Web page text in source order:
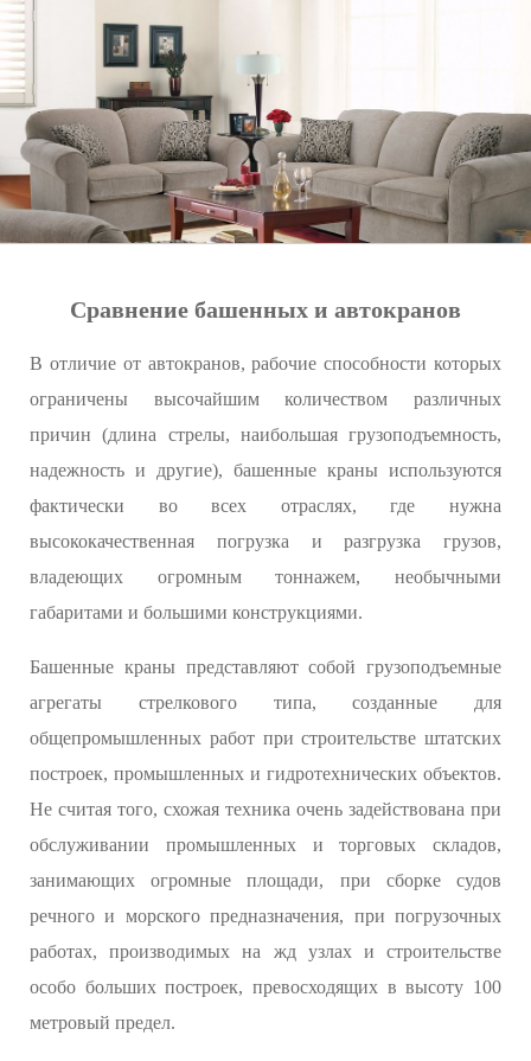
Сравнение башенных и автокранов
В отличие от автокранов, рабочие способности которых
ограничены высочайшим количеством различных
причин (длина стрелы, наибольшая грузоподъемность,
надежность и другие), башенные краны используются
фактически во всех отраслях, где нужна
высококачественная погрузка и разгрузка грузов,
владеющих огромным тоннажем, необычными
габаритами и большими конструкциями.
Башенные краны представляют собой грузоподъемные
агрегаты стрелкового типа, созданные для
общепромышленных работ при строительстве штатских
построек, промышленных и гидротехнических объектов.
Не считая того, схожая техника очень задействована при
обслуживании промышленных и торговых складов,
занимающих огромные площади, при сборке судов
речного и морского предназначения, при погрузочных
работах, производимых на жд узлах и строительстве
особо больших построек, превосходящих в высоту 100
метровый предел.